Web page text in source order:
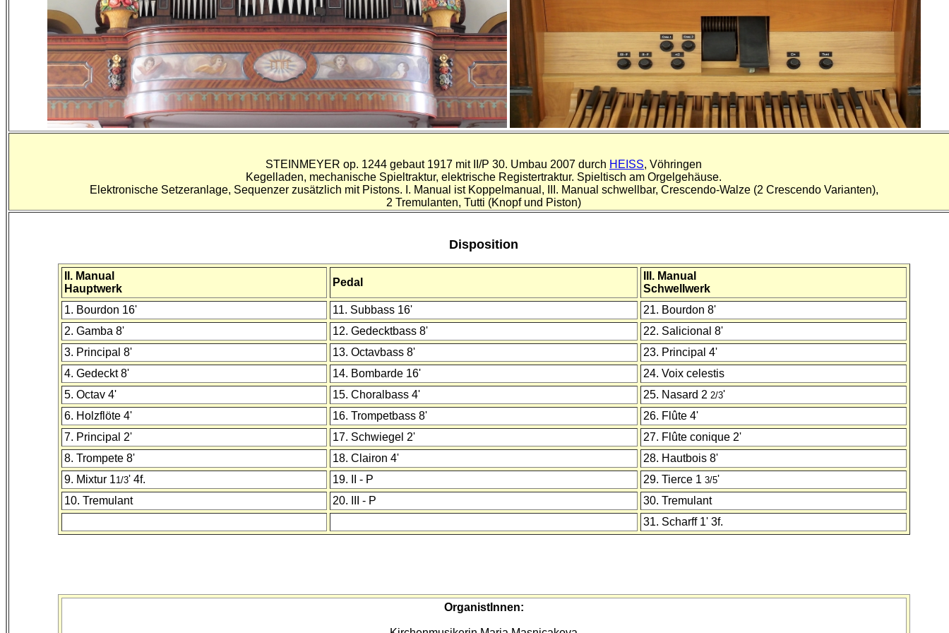
STEINMEYER op. 1244 gebaut 1917 mit II/P 30. Umbau 2007 durch HEISS, Vöhringen
Kegelladen, mechanische Spieltraktur, elektrische Registertraktur. Spieltisch am Orgelgehäuse.
Elektronische Setzeranlage, Sequenzer zusätzlich mit Pistons. I. Manual ist Koppelmanual, III. Manual schwellbar, Crescendo-Walze (2 Crescendo Varianten),
2 Tremulanten, Tutti (Knopf und Piston)
Disposition
II. Manual
Hauptwerk
Pedal
III. Manual
Schwellwerk
1. Bourdon 16'
11. Subbass 16'
21. Bourdon 8'
2. Gamba 8'
12. Gedecktbass 8'
22. Salicional 8'
3. Principal 8'
13. Octavbass 8'
23. Principal 4'
4. Gedeckt 8'
14. Bombarde 16'
24. Voix celestis
5. Octav 4'
15. Choralbass 4' 25. Nasard 2 2/3'
6. Holzflöte 4'
16. Trompetbass 8'
26. Flûte 4'
7. Principal 2'
17. Schwiegel 2'
27. Flûte conique 2'
8. Trompete 8'
18. Clairon 4'
28. Hautbois 8'
9. Mixtur 11/3' 4f. 19. II - P 29. Tierce 1 3/5'
10. Tremulant
20. III - P
30. Tremulant
31. Scharff 1' 3f.
OrganistInnen: